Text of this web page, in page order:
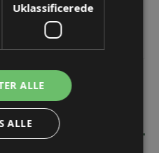
Uklassificerede
ALLE
ALLE